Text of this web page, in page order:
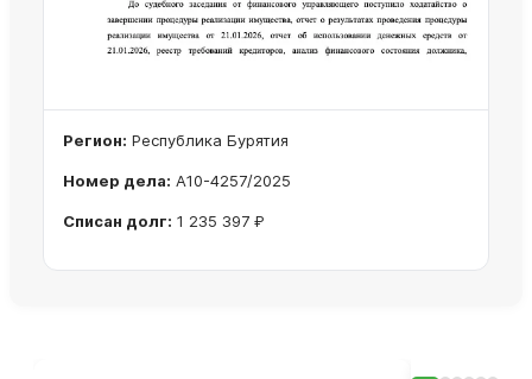
Регион: Республика Бурятия
Номер дела: А10-4257/2025
Списан долг: 1 235 397 ₽